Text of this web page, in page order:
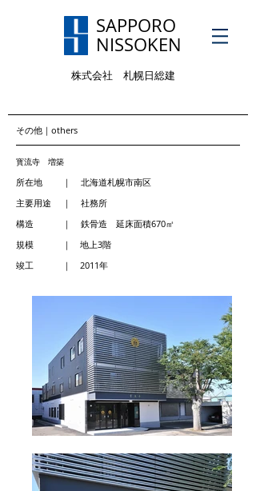
SAPPORO
NISSOKEN
株式会社 札幌日総建
その他｜others
寳流寺 増築
所在地 ｜ 北海道札幌市南区
主要用途 ｜ 社務所
構造 ｜ 鉄骨造 延床面積670㎡
規模 ｜ 地上3階
竣工 ｜ 2011年